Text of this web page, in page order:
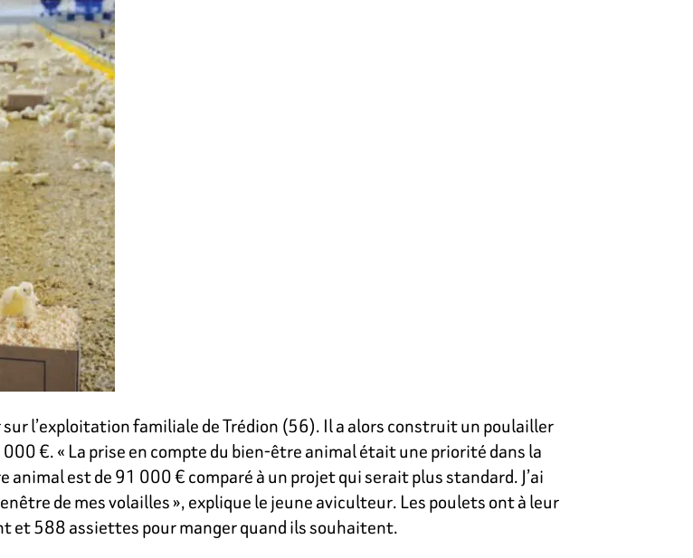
sur l’exploitation familiale de Trédion (56). Il a alors construit un poulailler
€. « La prise en compte du bien-être animal était une priorité dans la
est de 91 000 € comparé à un projet qui serait plus standard. J’ai
de mes volailles », explique le jeune aviculteur. Les poulets ont à leur
et 588 assiettes pour manger quand ils souhaitent.